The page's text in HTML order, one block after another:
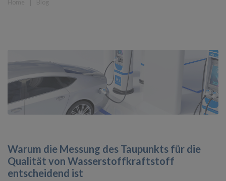
Warum die Messung des Taupunkts für die
Qualität von Wasserstoffkraftstoff
entscheidend ist